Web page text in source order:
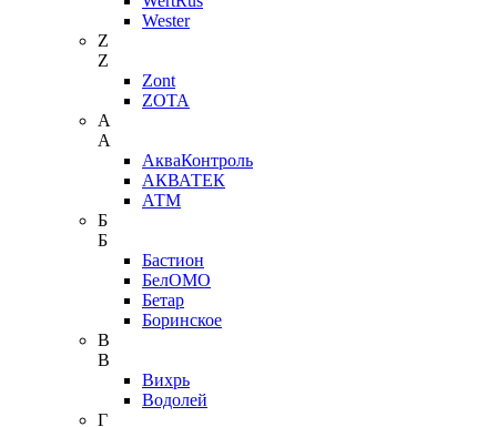
Wester
Z
Z
Zont
ZOTA
А
А
АкваКонтроль
АКВАТЕК
АТМ
Б
Б
Бастион
БелОМО
Бетар
Боринское
В
В
Вихрь
Водолей
Г